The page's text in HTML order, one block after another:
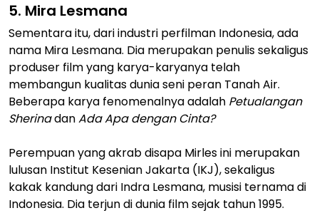
5. Mira Lesmana
Sementara itu, dari industri perfilman Indonesia, ada
nama Mira Lesmana. Dia merupakan penulis sekaligus
produser film yang karya-karyanya telah
membangun kualitas dunia seni peran Tanah Air.
Beberapa karya fenomenalnya adalah Petualangan
SherinadanAda Apa dengan Cinta?
Perempuan yang akrab disapa Mirles ini merupakan
lulusan Institut Kesenian Jakarta (IKJ), sekaligus
kakak kandung dari Indra Lesmana, musisi ternama di
Indonesia. Dia terjun di dunia film sejak tahun 1995.